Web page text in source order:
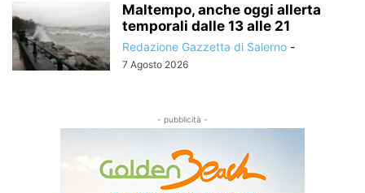
Maltempo, anche oggi allerta
temporali dalle 13 alle 21
Redazione Gazzetta di Salerno -
7 Agosto 2026
- pubblicità -